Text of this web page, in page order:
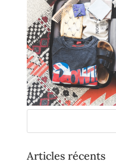
Articles récents